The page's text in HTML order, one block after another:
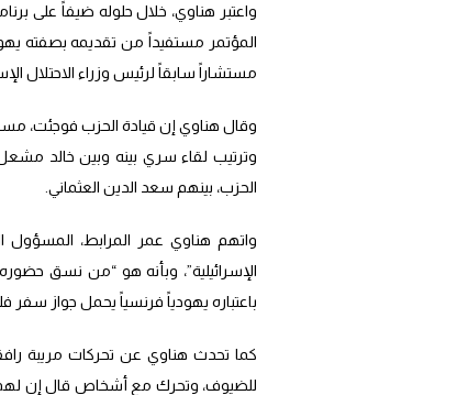
واعتبر هناوي، خلال حلوله ضيفاً على
المؤتمر مستفيداً من تقديمه بصفته
مستشاراً سابقاً لرئيس وزراء الاحتلال
وقال هناوي إن قيادة الحزب فوجئت،
وترتيب لقاء سري بينه وبين خالد
الحزب، بينهم سعد الدين العثماني.
واتهم هناوي عمر المرابط، المسؤول
الإسرائيلية”، وبأنه هو “من نسق
باعتباره يهودياً فرنسياً يحمل جواز سفر
كما تحدث هناوي عن تحركات مريبة
للضيوف، وتحرك مع أشخاص قال إن لهم